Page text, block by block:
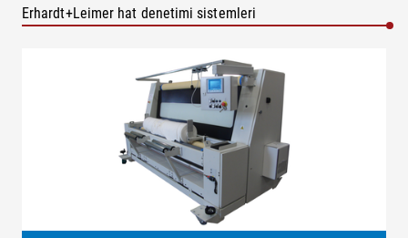
Erhardt+Leimer hat denetimi sistemleri